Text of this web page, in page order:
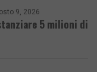
9, 2026
5 milioni di